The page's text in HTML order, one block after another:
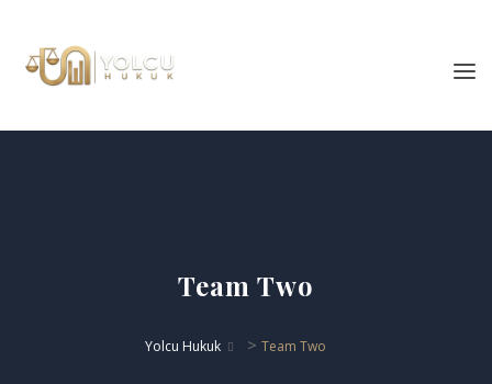
Team Two
Yolcu Hukuk > Team Two